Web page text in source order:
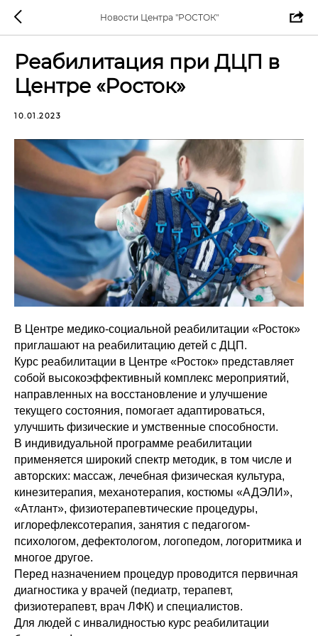
Новости Центра "РОСТОК"
Реабилитация при ДЦП в
Центре «Росток»
10.01.2023
В Центре медико-социальной реабилитации «Росток»
приглашают на реабилитацию детей с ДЦП.
Курс реабилитации в Центре «Росток» представляет
собой высокоэффективный комплекс мероприятий,
направленных на восстановление и улучшение
текущего состояния, помогает адаптироваться,
улучшить физические и умственные способности.
В индивидуальной программе реабилитации
применяется широкий спектр методик, в том числе и
авторских: массаж, лечебная физическая культура,
кинезитерапия, механотерапия, костюмы «АДЭЛИ»,
«Атлант», физиотерапевтические процедуры,
иглорефлексотерапия, занятия с педагогом-
психологом, дефектологом, логопедом, логоритмика и
многое другое.
Перед назначением процедур проводится первичная
диагностика у врачей (педиатр, терапевт,
физиотерапевт, врач ЛФК) и специалистов.
Для людей с инвалидностью курс реабилитации